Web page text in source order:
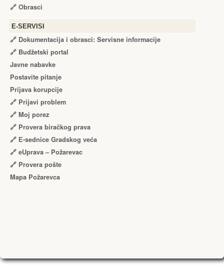
🔗 Obrasci
Е-SERVISI
🔗 Dokumentacija i obrasci: Servisne informacije
🔗 Budžetski portal
Javne nabavke
Postavite pitanje
Prijava korupcije
🔗 Prijavi problem
🔗 Moj porez
🔗 Provera biračkog prava
🔗 Е-sednice Gradskog veća
🔗 eUprava – Požarevac
🔗 Provera pošte
Mapa Požarevca